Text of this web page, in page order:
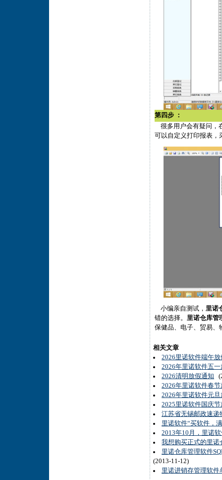
第四步 ：
很多用户会有疑问，
可以自定义打印报表，
小编亲自测试， 里诺
错的选择。 里诺仓库管
保健品、电子、贸易、
相关文章
2026里诺软件端午
2026年里诺软件五
2026清明放假通知
2026年里诺软件春
2026年里诺软件元
2025里诺软件国庆
江苏省无锡邮政速递
里诺软件“买软件，
2013年10月，里诺
我想购买正式的里诺
里诺仓库管理软件
(2013-11-12)
里诺进销存管理软件